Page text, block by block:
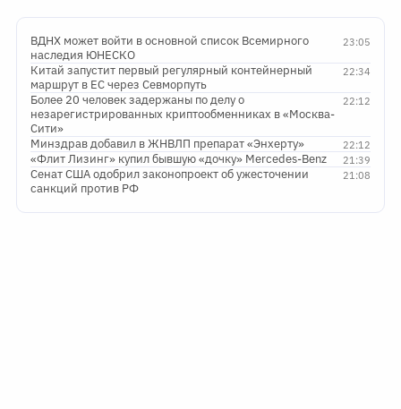
23:05
ВДНХ может войти в основной список Всемирного
наследия ЮНЕСКО
22:34
Китай запустит первый регулярный контейнерный
маршрут в ЕС через Севморпуть
22:12
Более 20 человек задержаны по делу о
незарегистрированных криптообменниках в «Москва-
Сити»
22:12
Минздрав добавил в ЖНВЛП препарат «Энхерту»
21:39
«Флит Лизинг» купил бывшую «дочку» Mercedes-Benz
21:08
Сенат США одобрил законопроект об ужесточении
санкций против РФ